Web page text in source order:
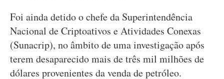
Foi ainda detido o chefe da Superintendência
Nacional de Criptoativos e Atividades Conexas
(Sunacrip), no âmbito de uma investigação após
terem desaparecido mais de três mil milhões de
dólares provenientes da venda de petróleo.